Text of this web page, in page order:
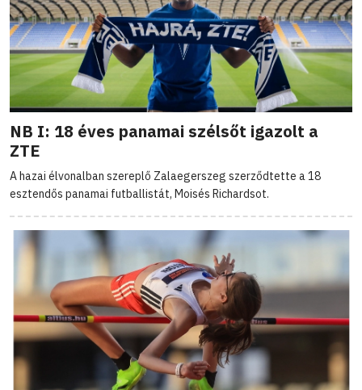
NB I: 18 éves panamai szélsőt igazolt a
ZTE
A hazai élvonalban szereplő Zalaegerszeg szerződtette a 18
esztendős panamai futballistát, Moisés Richardsot.